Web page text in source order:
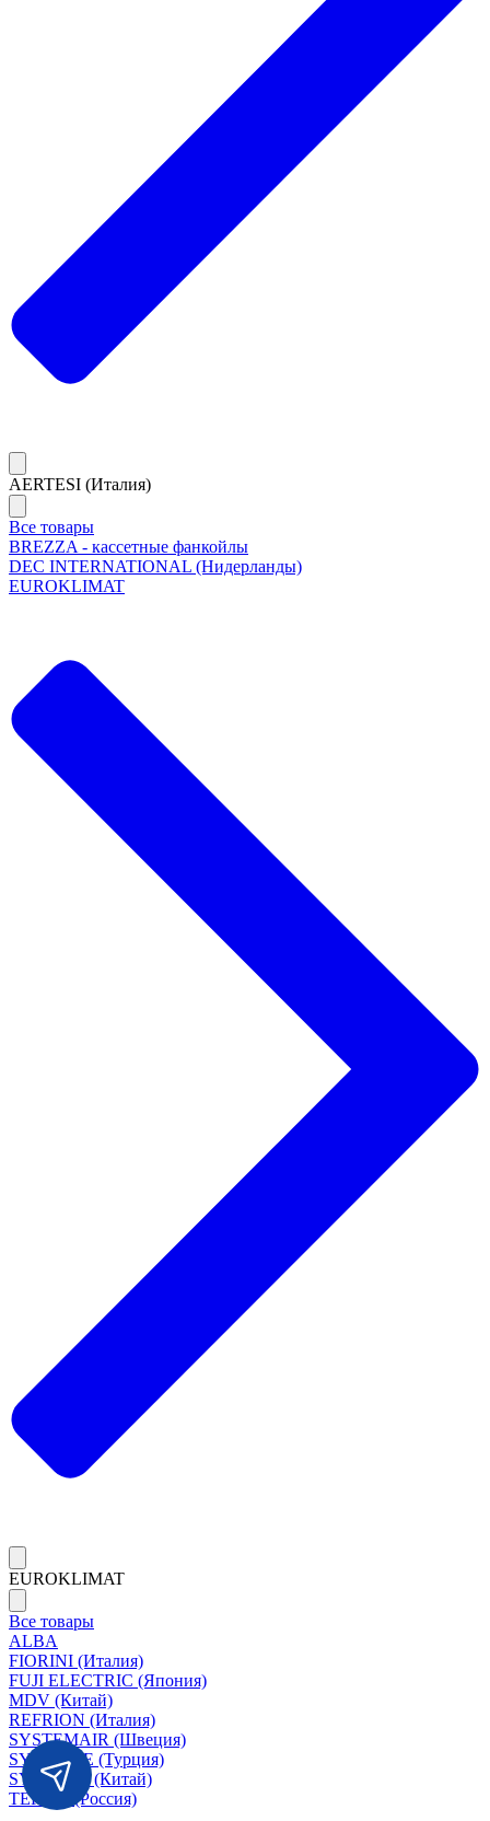
AERTESI (Италия)
Все товары
BREZZA - кассетные фанкойлы
DEC INTERNATIONAL (Нидерланды)
EUROKLIMAT
EUROKLIMAT
Все товары
ALBA
FIORINI (Италия)
FUJI ELECTRIC (Япония)
MDV (Китай)
REFRION (Италия)
SYSTEMAIR (Швеция)
SYSIMPLE (Турция)
SYSCOOL (Китай)
TERMA (Россия)